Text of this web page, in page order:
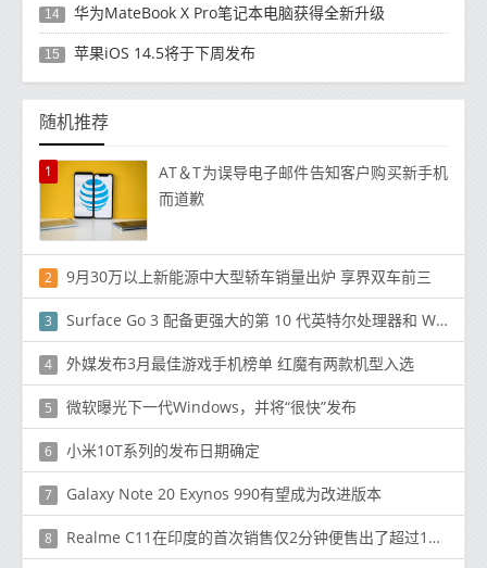
14 华为MateBook X Pro笔记本电脑获得全新升级
15 苹果iOS 14.5将于下周发布
随机推荐
1
AT＆T为误导电子邮件告知客户购买新手机
而道歉
2 9月30万以上新能源中大型轿车销量出炉 享界双车前三
3 Surface Go 3 配备更强大的第 10 代英特尔处理器和 Windows 11
4 外媒发布3月最佳游戏手机榜单 红魔有两款机型入选
5 微软曝光下一代Windows，并将“很快”发布
6 小米10T系列的发布日期确定
7 Galaxy Note 20 Exynos 990有望成为改进版本
8 Realme C11在印度的首次销售仅2分钟便售出了超过15万台